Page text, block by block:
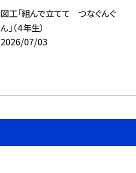
図工「組んで立てて つなぐんぐ
ん」（４年生）
2026/07/03